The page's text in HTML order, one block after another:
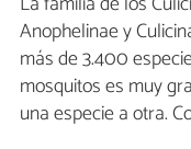
Anophelinae y
más de 3.400
mosquitos es muy
una especie a otra.